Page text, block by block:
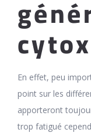
En effet, peu
point sur les
apporteront
trop fatigué